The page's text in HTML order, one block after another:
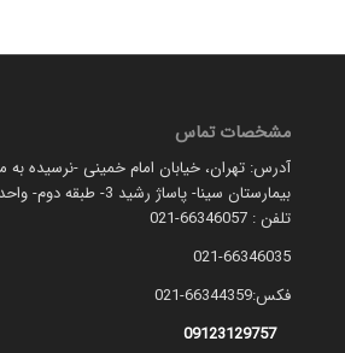
مشخصات تماس
آدرس: تهران، خیابان امام خمینی -نرسیده به
بیمارستان سینا- پاساژ رشید 3- طبقه دوم- واحد 7
تلفن : 66346057-021
021-66346035
فکس:66344359-021
09123129757